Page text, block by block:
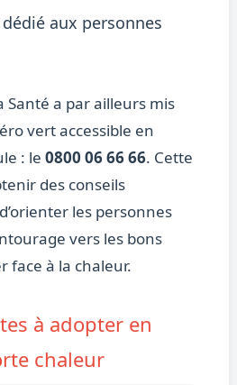
aux personnes
Santé a par ailleurs mis
vert accessible en
: le 0800 06 66 66. Cette
des conseils
les personnes
vers les bons
face à la chaleur.
à adopter en
chaleur